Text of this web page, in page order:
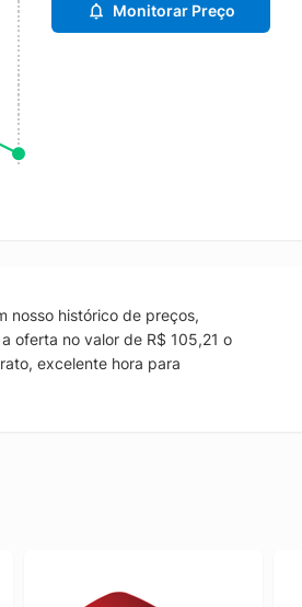
Monitorar Preço
nosso histórico de preços,
oferta no valor de R$ 105,21 o
excelente hora para